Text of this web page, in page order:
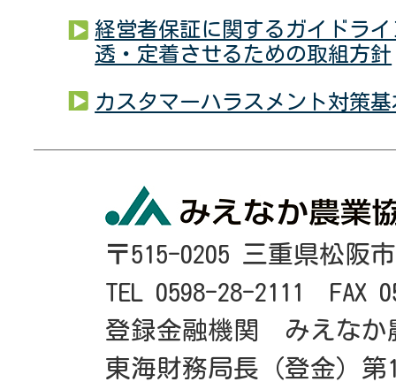
経営者保証に関するガイドラ
透・定着させるための取組方針
カスタマーハラスメント対策
〒515-0205 三重県松阪
TEL 0598-28-2111 FAX
登録金融機関 みえなか
東海財務局長（登金）第